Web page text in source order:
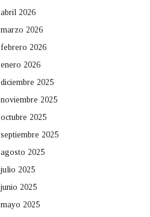
abril 2026
marzo 2026
febrero 2026
enero 2026
diciembre 2025
noviembre 2025
octubre 2025
septiembre 2025
agosto 2025
julio 2025
junio 2025
mayo 2025